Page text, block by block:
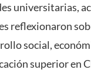
universitarias,
reflexionaron
social,
superior en